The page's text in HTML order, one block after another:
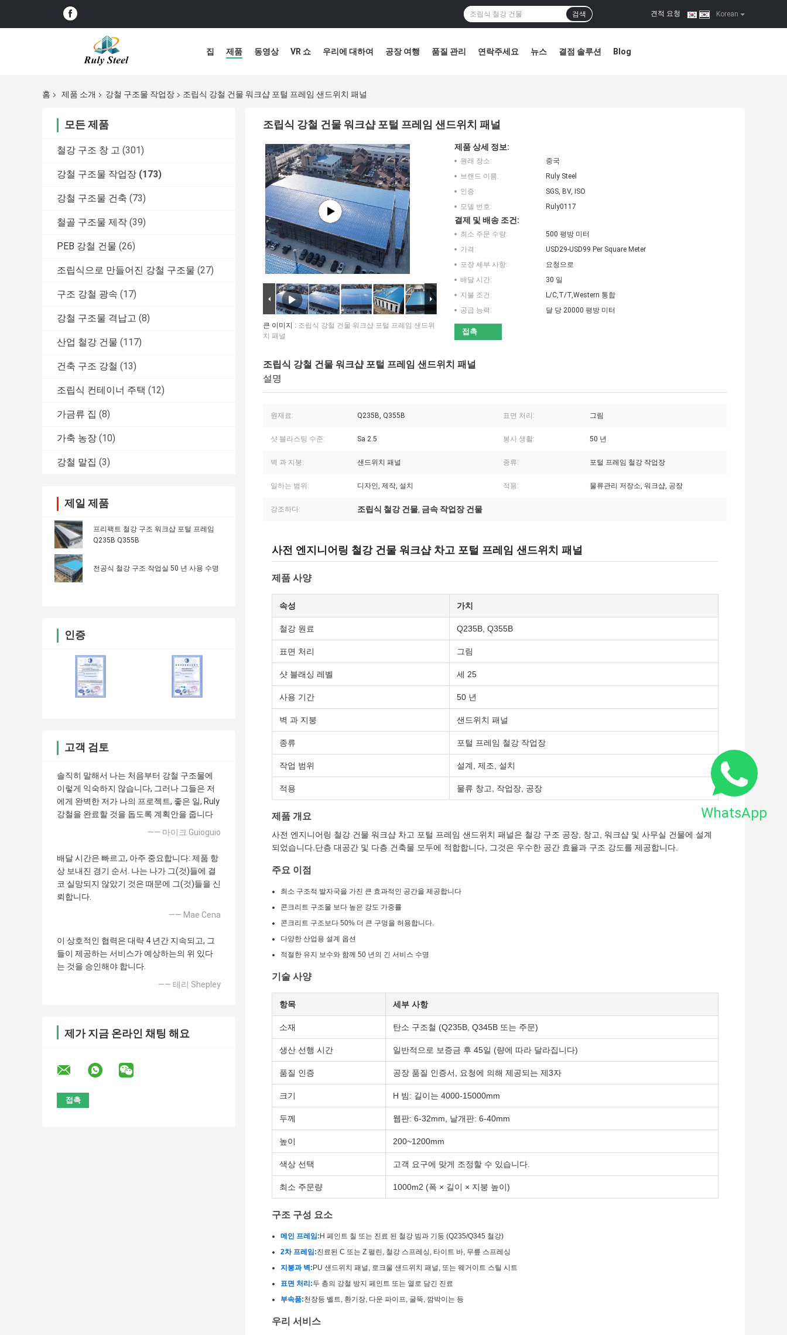
Korean
견적 요청 |
검색
집 제품 동영상 VR 쇼 우리에 대하여 공장 여행 품질 관리 연락주세요 뉴스 결점 솔루션 Blog
홈 제품 소개 강철 구조물 작업장 조립식 강철 건물 워크샵 포털 프레임 샌드위치 패널
모든 제품
철강 구조 창 고 (301)
강철 구조물 작업장 (173)
강철 구조물 건축 (73)
철골 구조물 제작 (39)
PEB 강철 건물 (26)
조립식으로 만들어진 강철 구조물 (27)
구조 강철 광속 (17)
강철 구조물 격납고 (8)
산업 철강 건물 (117)
건축 구조 강철 (13)
조립식 컨테이너 주택 (12)
가금류 집 (8)
가축 농장 (10)
강철 말집 (3)
제일 제품
프리팩트 철강 구조 워크샵 포털 프레임
Q235B Q355B
전공식 철강 구조 작업실 50 년 사용 수명
인증
고객 검토
솔직히 말해서 나는 처음부터 강철 구조물에
이렇게 익숙하지 않습니다, 그러나 그들은 저
에게 완벽한 저가 나의 프로젝트, 좋은 일, Ruly
강철을 완료할 것을 돕도록 계획안을 줍니다
—— 마이크 Guioguio
배달 시간은 빠르고, 아주 중요합니다: 제품 항
상 보내진 경기 순서. 나는 나가 그(것)들에 결
코 실망되지 않았기 것은 때문에 그(것)들을 신
뢰합니다.
—— Mae Cena
이 상호적인 협력은 대략 4 년간 지속되고, 그
들이 제공하는 서비스가 예상하는의 위 있다
는 것을 승인해야 합니다.
—— 테리 Shepley
제가 지금 온라인 채팅 해요
조립식 강철 건물 워크샵 포털 프레임 샌드위치 패널
큰 이미지 : 조립식 강철 건물 워크샵 포털 프레임 샌드위
치 패널
제품 상세 정보:
원래 장소:
중국
브랜드 이름:
Ruly Steel
인증:
SGS, BV, ISO
모델 번호:
Ruly0117
결제 및 배송 조건:
최소 주문 수량:
500 평방 미터
가격:
USD29-USD99 Per Square Meter
포장 세부 사항:
요청으로
배달 시간:
30 일
지불 조건:
L/C,T/T,Western 통합
공급 능력:
달 당 20000 평방 미터
접촉
조립식 강철 건물 워크샵 포털 프레임 샌드위치 패널
설명
원재료: Q235B, Q355B 표면 처리: 그림
샷 블라스팅 수준: Sa 2.5 봉사 생활: 50 년
벽 과 지붕: 샌드위치 패널 종류: 포털 프레임 철강 작업장
일하는 범위: 디자인, 제작, 설치 적용: 물류관리 저장소, 워크샵, 공장
강조하다: 조립식 철강 건물, 금속 작업장 건물
사전 엔지니어링 철강 건물 워크샵 차고 포털 프레임 샌드위치 패널
제품 사양
속성 가치
철강 원료 Q235B, Q355B
표면 처리 그림
샷 블래싱 레벨 세 25
사용 기간 50 년
벽 과 지붕 샌드위치 패널
종류 포털 프레임 철강 작업장
작업 범위 설계, 제조, 설치
적용 물류 창고, 작업장, 공장
제품 개요
사전 엔지니어링 철강 건물 워크샵 차고 포털 프레임 샌드위치 패널은 철강 구조 공장, 창고, 워크샵 및 사무실 건물에 설계
되었습니다.단층 대공간 및 다층 건축물 모두에 적합합니다, 그것은 우수한 공간 효율과 구조 강도를 제공합니다.
주요 이점
최소 구조적 발자국을 가진 큰 효과적인 공간을 제공합니다
콘크리트 구조물 보다 높은 강도 가중률
콘크리트 구조보다 50% 더 큰 구멍을 허용합니다.
다양한 산업용 설계 옵션
적절한 유지 보수와 함께 50 년의 긴 서비스 수명
기술 사양
항목 세부 사항
소재 탄소 구조철 (Q235B, Q345B 또는 주문)
생산 선행 시간 일반적으로 보증금 후 45일 (량에 따라 달라집니다)
품질 인증 공장 품질 인증서, 요청에 의해 제공되는 제3자
크기 H 빔: 길이는 4000-15000mm
두께 웹판: 6-32mm, 날개판: 6-40mm
높이 200~1200mm
색상 선택 고객 요구에 맞게 조정할 수 있습니다.
최소 주문량 1000m2 (폭 × 길이 × 지붕 높이)
구조 구성 요소
메인 프레임: H 페인트 칠 또는 진료 된 철강 빔과 기둥 (Q235/Q345 철강)
2차 프레임:진료된 C 또는 Z 펄린, 철강 스프레싱, 타이트 바, 무릎 스프레싱
지붕과 벽: PU 샌드위치 패널, 로크울 샌드위치 패널, 또는 웨거이트 스틸 시트
표면 처리:두 층의 강철 방지 페인트 또는 열로 담긴 진료
부속품:천장등 벨트, 환기장, 다운 파이프, 굴뚝, 깜박이는 등
우리 서비스
WhatsApp